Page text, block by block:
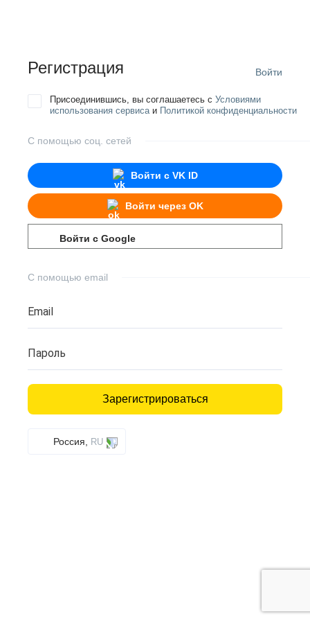
Регистрация Войти
Присоединившись, вы соглашаетесь с Условиями
использования сервисаи Политикой конфиденциальности
С помощью соц. сетей
Войти с VK ID
Войти через OK
Войти с Google
С помощью email
Email
Пароль
Зарегистрироваться
Россия, RU